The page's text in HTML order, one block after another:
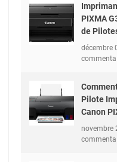
PIXMA
de
décembre
Pilote
Canon
novembre